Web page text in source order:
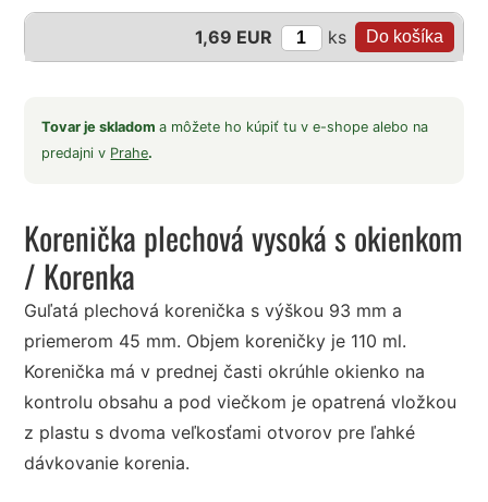
1,69 EUR ks
Tovar je skladoma môžete ho kúpiť tu v e-shope alebo na
predajni v Prahe.
Korenička plechová vysoká s okienkom
/ Korenka
Guľatá plechová korenička s výškou 93 mm a
priemerom 45 mm. Objem koreničky je 110 ml.
Korenička má v prednej časti okrúhle okienko na
kontrolu obsahu a pod viečkom je opatrená vložkou
z plastu s dvoma veľkosťami otvorov pre ľahké
dávkovanie korenia.